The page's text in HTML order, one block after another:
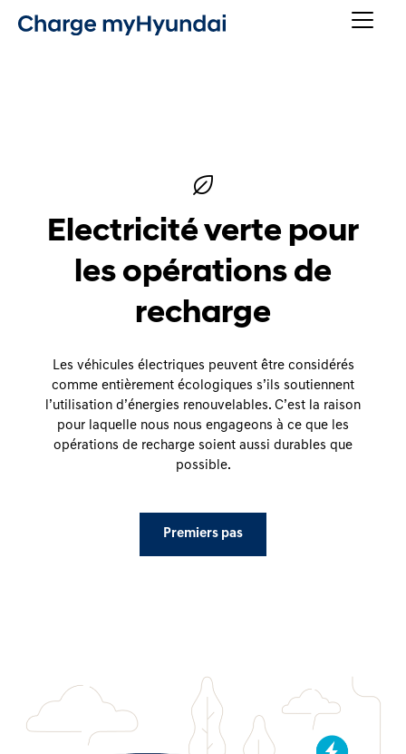
Electricité verte pour
les opérations de
recharge
Les véhicules électriques peuvent être considérés
comme entièrement écologiques s’ils soutiennent
l’utilisation d’énergies renouvelables. C’est la raison
pour laquelle nous nous engageons à ce que les
opérations de recharge soient aussi durables que
possible.
Premiers pas